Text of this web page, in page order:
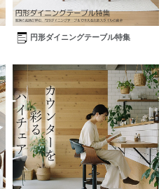
円形ダイニングテーブル特集